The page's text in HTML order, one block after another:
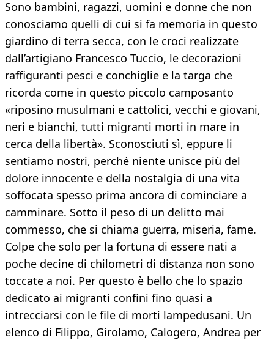
Sono bambini, ragazzi, uomini e donne che non
conosciamo quelli di cui si fa memoria in questo
giardino di terra secca, con le croci realizzate
dall’artigiano Francesco Tuccio, le decorazioni
raffiguranti pesci e conchiglie e la targa che
ricorda come in questo piccolo camposanto
«riposino musulmani e cattolici, vecchi e giovani,
neri e bianchi, tutti migranti morti in mare in
cerca della libertà». Sconosciuti sì, eppure li
sentiamo nostri, perché niente unisce più del
dolore innocente e della nostalgia di una vita
soffocata spesso prima ancora di cominciare a
camminare. Sotto il peso di un delitto mai
commesso, che si chiama guerra, miseria, fame.
Colpe che solo per la fortuna di essere nati a
poche decine di chilometri di distanza non sono
toccate a noi. Per questo è bello che lo spazio
dedicato ai migranti confini fino quasi a
intrecciarsi con le file di morti lampedusani. Un
elenco di Filippo, Girolamo, Calogero, Andrea per